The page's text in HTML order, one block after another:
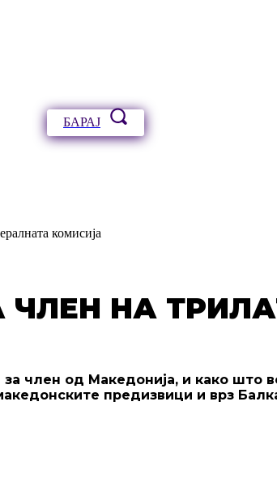
БАРАЈ
комисија
НА
член од Македонија, и како што
предизвици и врз